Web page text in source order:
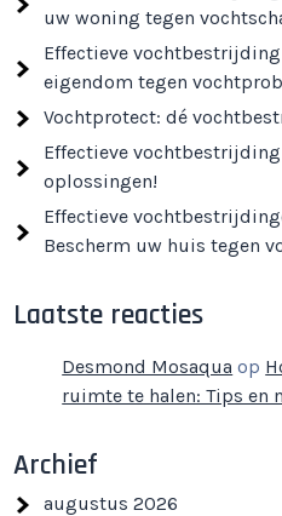
uw woning tegen
Effectieve
eigendom tegen
Vochtprotect: dé
Effectieve
oplossingen!
Effectieve
Bescherm uw huis tegen
Laatste reacties
Desmond Mosaqua op
ruimte te halen: Tips en
Archief
augustus 2026